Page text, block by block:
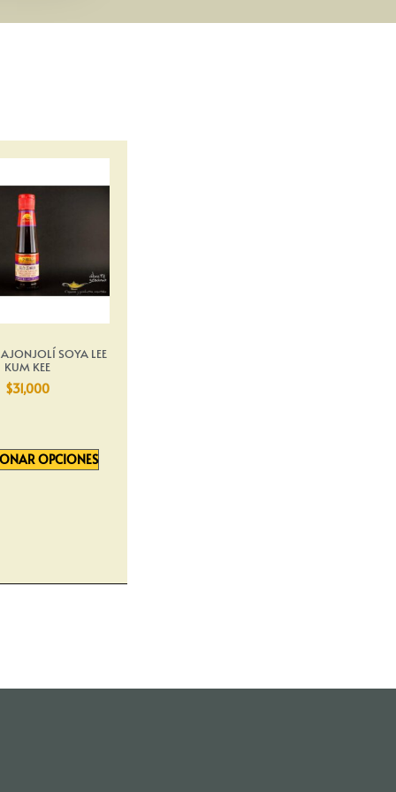
AJONJOLÍ SOYA LEE
KUM KEE
$31,000
OPCIONES